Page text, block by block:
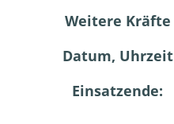
Weitere Kräfte
Datum, Uhrzeit
Einsatzende: